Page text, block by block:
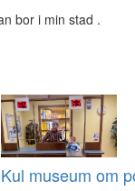
bor i min stad .
Kul museum om